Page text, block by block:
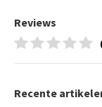
Reviews
Recente